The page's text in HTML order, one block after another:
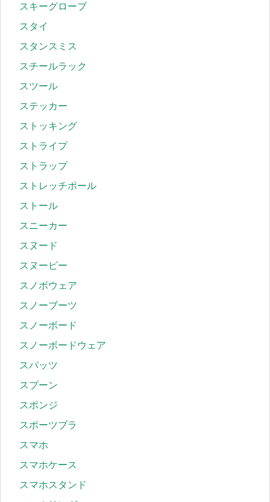
スキーグローブ
スタイ
スタンスミス
スチールラック
スツール
ステッカー
ストッキング
ストライプ
ストラップ
ストレッチポール
ストール
スニーカー
スヌード
スヌーピー
スノボウェア
スノーブーツ
スノーボード
スノーボードウェア
スパッツ
スプーン
スポンジ
スポーツブラ
スマホ
スマホケース
スマホスタンド